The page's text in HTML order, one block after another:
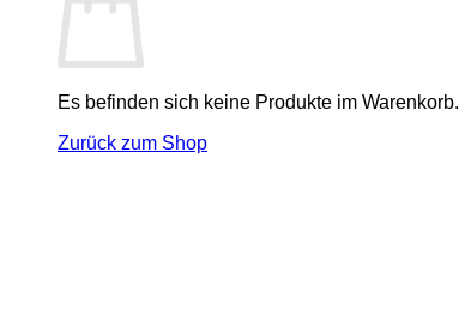
Es befinden sich keine Produkte im Warenkorb.
Zurück zum Shop